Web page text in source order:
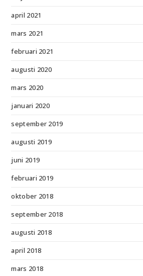
april 2021
mars 2021
februari 2021
augusti 2020
mars 2020
januari 2020
september 2019
augusti 2019
juni 2019
februari 2019
oktober 2018
september 2018
augusti 2018
april 2018
mars 2018